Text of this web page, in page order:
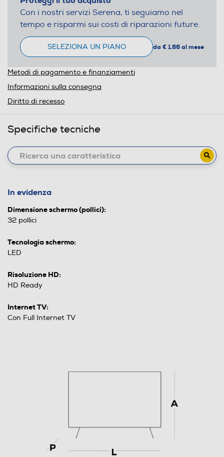
Con i nostri servizi Serena, ti seguiamo nel
tempo e risparmi sui costi di riparazioni future.
SELEZIONA UN PIANO da € 1,66 al mese
Metodi di pagamento e finanziamenti
Informazioni sulla consegna
Diritto di recesso
Specifiche tecniche
In evidenza
Dimensione schermo (pollici):
32 pollici
Tecnologia schermo:
LED
Risoluzione HD:
HD Ready
Internet TV:
Con Full Internet TV